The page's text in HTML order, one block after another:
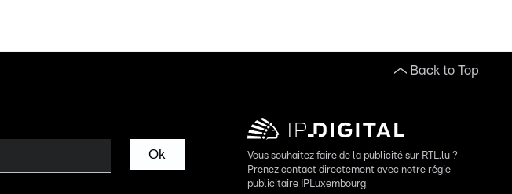
Back to Top
Ok
Vous souhaitez faire de la publicité sur RTL.lu ?
Prenez contact directement avec notre régie
publicitaire IPLuxembourg